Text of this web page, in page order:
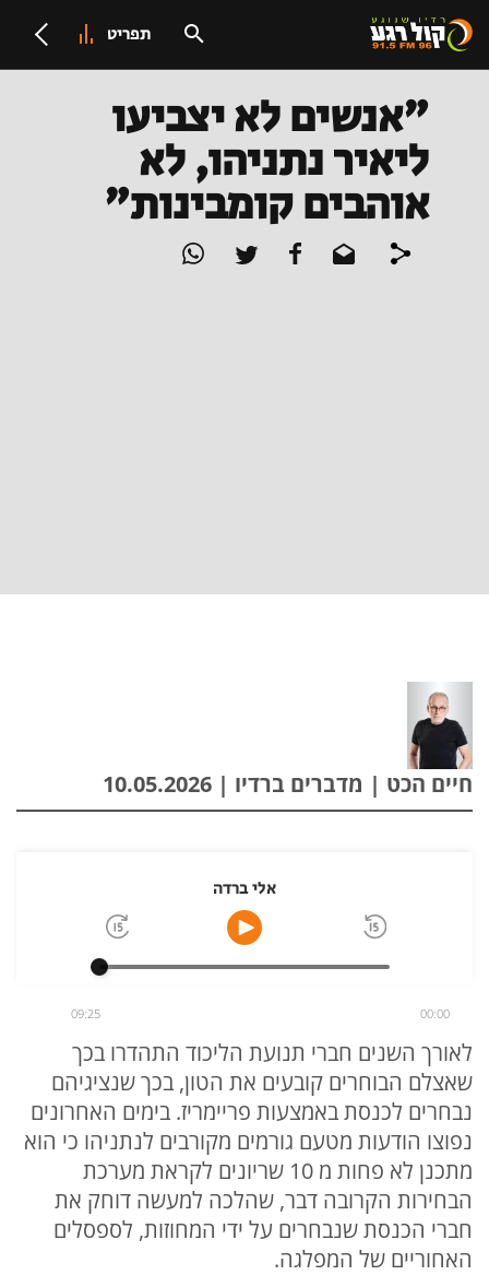
תפריט
"אנשים לא יצביעו
ליאיר נתניהו, לא
אוהבים קומבינות"
חיים הכט | מדברים ברדיו | 10.05.2026
אלי ברדה
00:00
09:25
לאורך השנים חברי תנועת הליכוד התהדרו בכך
שאצלם הבוחרים קובעים את הטון, בכך שנציגיהם
נבחרים לכנסת באמצעות פריימריז. בימים האחרונים
נפוצו הודעות מטעם גורמים מקורבים לנתניהו כי הוא
מתכנן לא פחות מ 10 שריונים לקראת מערכת
הבחירות הקרובה דבר, שהלכה למעשה דוחק את
חברי הכנסת שנבחרים על ידי המחוזות, לספסלים
האחוריים של המפלגה.